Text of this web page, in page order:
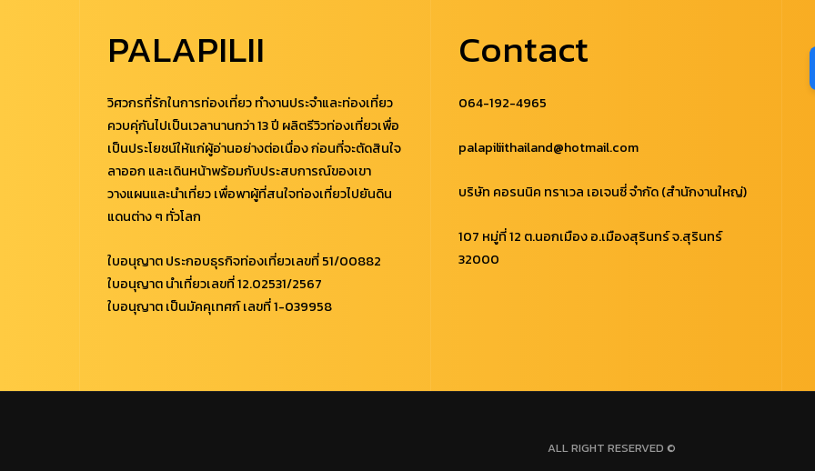
PALAPILII
วิศวกรที่รักในการท่องเที่ยว ทำงานประจำและท่องเที่ยว
ควบคุ่กันไปเป็นเวลานานกว่า 13 ปี ผลิตรีวิวท่องเที่ยวเพื่อ
เป็นประโยชน์ให้แก่ผู้อ่านอย่างต่อเนื่อง ก่อนที่จะตัดสินใจ
ลาออก และเดินหน้าพร้อมกับประสบการณ์ของเขา
วางแผนและนำเที่ยว เพื่อพาผู้ที่สนใจท่องเที่ยวไปยันดิน
แดนต่าง ๆ ทั่วโลก
ใบอนุญาต ประกอบธุรกิจท่องเที่ยวเลขที่ 51/00882
ใบอนุญาต นำเที่ยวเลขที่ 12.02531/2567
ใบอนุญาต เป็นมัคคุเทศก์ เลขที่ 1-039958
Contact
064-192-4965
palapiliithailand@hotmail.com
บริษัท คอรนนิค ทราเวล เอเจนซี่ จำกัด (สำนักงานใหญ่)
107 หมู่ที่ 12 ต.นอกเมือง อ.เมืองสุรินทร์ จ.สุรินทร์
32000
ALL RIGHT RESERVED ©